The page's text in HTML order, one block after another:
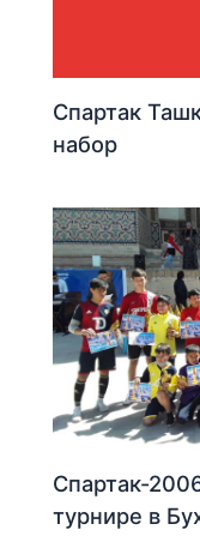
Спартак
набор
Спартак-
турнире в